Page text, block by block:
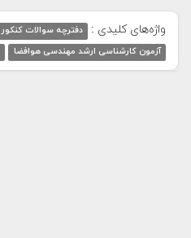
واژه‌های کلیدی :
دفترچه سوالات کنکور
آزمون کارشناسی ارشد مهندسی هوافضا